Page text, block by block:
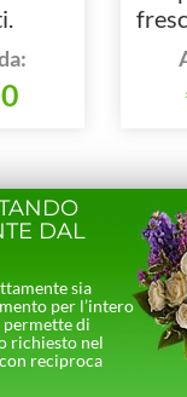
DAL
sia
per l’intero
di
richiesto nel
reciproca